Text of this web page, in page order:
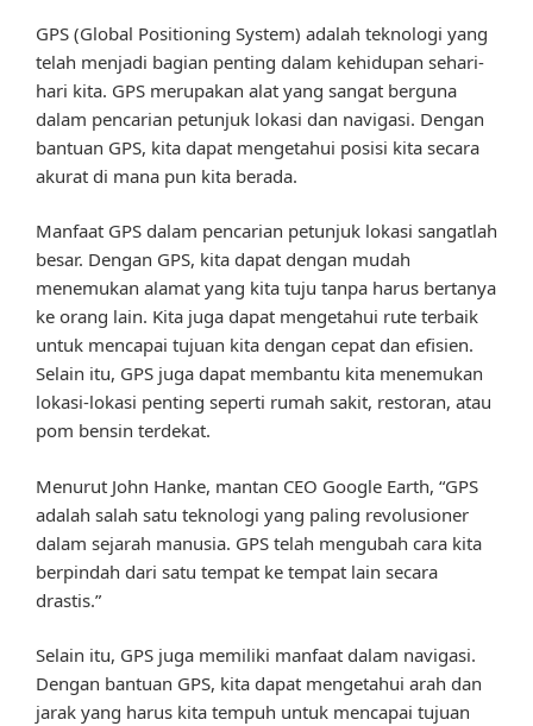
GPS (Global Positioning System) adalah teknologi yang
telah menjadi bagian penting dalam kehidupan sehari-
hari kita. GPS merupakan alat yang sangat berguna
dalam pencarian petunjuk lokasi dan navigasi. Dengan
bantuan GPS, kita dapat mengetahui posisi kita secara
akurat di mana pun kita berada.
Manfaat GPS dalam pencarian petunjuk lokasi sangatlah
besar. Dengan GPS, kita dapat dengan mudah
menemukan alamat yang kita tuju tanpa harus bertanya
ke orang lain. Kita juga dapat mengetahui rute terbaik
untuk mencapai tujuan kita dengan cepat dan efisien.
Selain itu, GPS juga dapat membantu kita menemukan
lokasi-lokasi penting seperti rumah sakit, restoran, atau
pom bensin terdekat.
Menurut John Hanke, mantan CEO Google Earth, “GPS
adalah salah satu teknologi yang paling revolusioner
dalam sejarah manusia. GPS telah mengubah cara kita
berpindah dari satu tempat ke tempat lain secara
drastis.”
Selain itu, GPS juga memiliki manfaat dalam navigasi.
Dengan bantuan GPS, kita dapat mengetahui arah dan
jarak yang harus kita tempuh untuk mencapai tujuan